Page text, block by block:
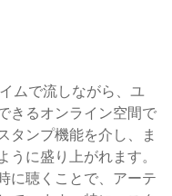
ムで流しながら、ユ
きるオンライン空間で
タンプ機能を介し、ま
に盛り上がれます。
に聴くことで、アーテ